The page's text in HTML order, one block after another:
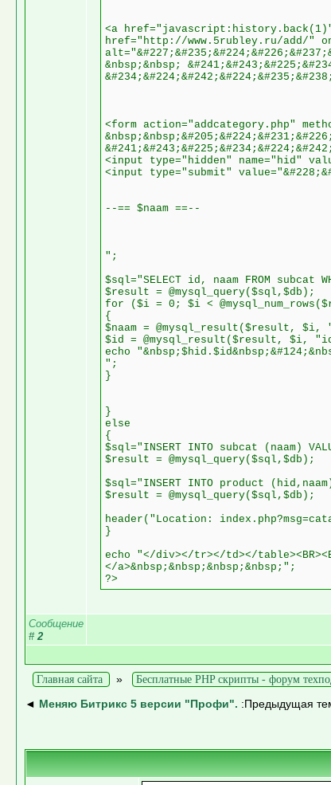
<a href="javascript:history.back(1)"
href="http://www.5rubley.ru/add/"
&nbsp;&nbsp;
<form action="addcategory.php"
<input type="hidden" name="hid"
<input type="submit"
--== $naam ==--
";
$sql="SELECT id, naam FROM subcat
$result = @mysql_query($sql,$db);
for ($i = 0; $i <
{
$naam = @mysql_result($result, $i,
$id = @mysql_result($result, $i,
echo
";
}
}
else
{
$sql="INSERT INTO subcat (naam)
$result = @mysql_query($sql,$db);
$sql="INSERT INTO product
$result = @mysql_query($sql,$db);
header("Location:
}
echo "</div></tr></td></
</a>&nbsp;&nbsp;&nbsp;&nbsp;";
?>
Сообщение
# 2
Главная сайта » Бесплатные PHP скрипты - форум
◄ Меняю Битрикс 5 версии "Профи". :Предыдущая